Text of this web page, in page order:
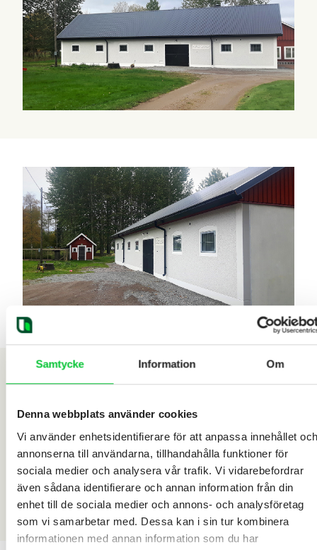
Samtycke Information Om
Denna webbplats använder cookies
Vi använder enhetsidentifierare för att anpassa innehållet och
annonserna till användarna, tillhandahålla funktioner för
sociala medier och analysera vår trafik. Vi vidarebefordrar
även sådana identifierare och annan information från din
enhet till de sociala medier och annons- och analysföretag
som vi samarbetar med. Dessa kan i sin tur kombinera
informationen med annan information som du har